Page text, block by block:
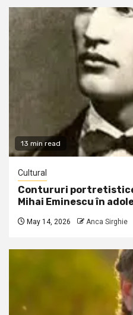
13 min read
Cultural
Contururi
Mihai Eminescu în
May 14, 2026 Anca Sirghie